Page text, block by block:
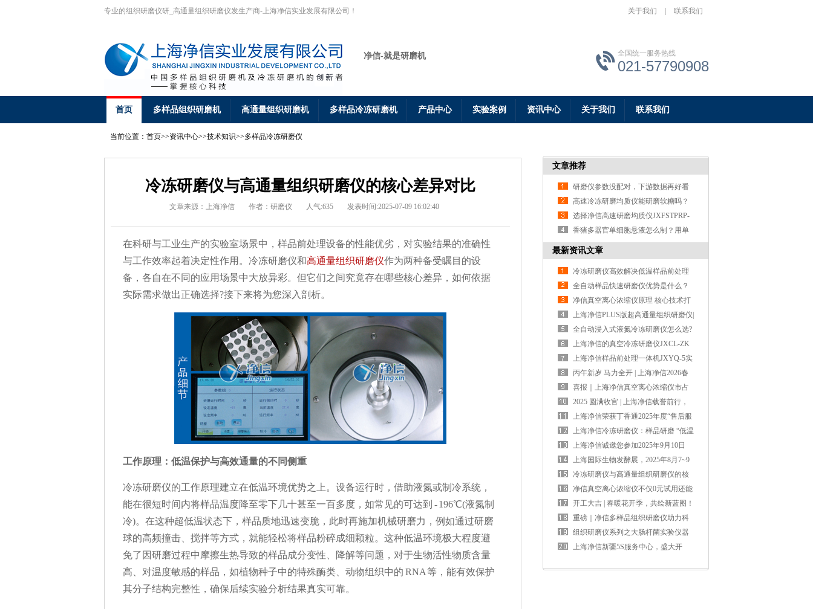
专业的组织研磨仪研_高通量组织研磨仪发生产商-上海净信实业发展有限公司！ 关于我们 联系我们
净信-就是研磨机 全国统一服务热线
021-57790908
首页 多样品组织研磨机 高通量组织研磨机 多样品冷冻研磨机 产品中心 实验案例 资讯中心 关于我们 联系我们
当前位置： 首页>>资讯中心>>技术知识>>多样品冷冻研磨仪
冷冻研磨仪与高通量组织研磨仪的核心差异对比
文章来源：上海净信 作者：研磨仪 人气:635 发表时间:2025-07-09 16:02:40
在科研与工业生产的实验室场景中，样品前处理设备的性能优劣，对实验结果的准确性
与工作效率起着决定性作用。冷冻研磨仪和高通量组织研磨仪作为两种备受瞩目的设
备，各自在不同的应用场景中大放异彩。但它们之间究竟存在哪些核心差异，如何依据
实际需求做出正确选择?接下来将为您深入剖析。
工作原理：低温保护与高效通量的不同侧重
冷冻研磨仪的工作原理建立在低温环境优势之上。设备运行时，借助液氮或制冷系统，
能在很短时间内将样品温度降至零下几十甚至一百多度，如常见的可达到 - 196℃(液氮制
冷)。在这种超低温状态下，样品质地迅速变脆，此时再施加机械研磨力，例如通过研磨
球的高频撞击、搅拌等方式，就能轻松将样品粉碎成细颗粒。这种低温环境极大程度避
免了因研磨过程中摩擦生热导致的样品成分变性、降解等问题，对于生物活性物质含量
高、对温度敏感的样品，如植物种子中的特殊酶类、动物组织中的 RNA 等，能有效保护
其分子结构完整性，确保后续实验分析结果真实可靠。
文章推荐
研磨仪参数没配对，下游数据再好看
也白搭
高速冷冻研磨均质仪能研磨软糖吗？
实操实验告诉你答案
选择净信高速研磨均质仪JXFSTPRP-
192的理由之玉米种子研磨实验分享
香猪多器官单细胞悬液怎么制？用单
细胞悬液制备仪
最新资讯文章
冷冻研磨仪高效解决低温样品前处理
中样品活性被破坏难题
全自动样品快速研磨仪优势是什么？
净信真空离心浓缩仪原理 核心技术打
造高效样品浓缩解决方案
上海净信PLUS版超高通量组织研磨仪|
解锁大通量样品前处理新效率
全自动浸入式液氮冷冻研磨仪怎么选?
上海净信这款解锁高效研磨新体验
上海净信的真空冷冻研磨仪JXCL-ZK
更适合研磨胶原蛋白？
上海净信样品前处理一体机JXYQ-5实
验室多功能样本处理设备
丙午新岁 马力全开 | 上海净信2026春
节放假通知
喜报｜上海净信真空离心浓缩仪市占
13.75% 稳居全国第二
2025 圆满收官 | 上海净信载誉前行，
以技术创新谱写国产仪器硬实力
上海净信荣获丁香通2025年度“售后服
务十佳品牌奖”以服务铸就信赖！
上海净信冷冻研磨仪：样品研磨 “低温
守护”，保障分析物完整性
上海净信诚邀您参加2025年9月10日
~12日，第二十一届北京分析测试学术
报告会暨展览会
上海国际生物发酵展，2025年8月7~9
日上海净信诚邀您的莅临！
冷冻研磨仪与高通量组织研磨仪的核
心差异对比
净信真空离心浓缩仪不仅0元试用还能
领300元现金大奖？
开工大吉 | 春暖花开季，共绘新蓝图！
重磅｜净信多样品组织研磨仪助力科
学家获得2024年度中国生命科学十大
进展”
组织研磨仪系列之大肠杆菌实验仪器
选型指南
上海净信新疆5S服务中心，盛大开